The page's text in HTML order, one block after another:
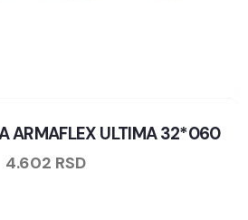
ARMAFLEX ULTIMA 32*060
4.602 RSD